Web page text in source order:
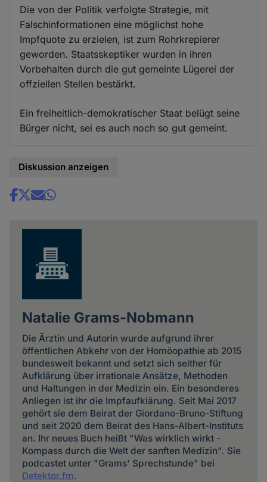
Die von der Politik verfolgte Strategie, mit
Falschinformationen eine möglichst hohe
Impfquote zu erzielen, ist zum Rohrkrepierer
geworden. Staatsskeptiker wurden in ihren
Vorbehalten durch die gut gemeinte Lügerei der
offziellen Stellen bestärkt.
Ein freiheitlich-demokratischer Staat belügt seine
Bürger nicht, sei es auch noch so gut gemeint.
Diskussion anzeigen
Share
Natalie Grams-Nobmann
Die Ärztin und Autorin wurde aufgrund ihrer
öffentlichen Abkehr von der Homöopathie ab 2015
bundesweit bekannt und setzt sich seither für
Aufklärung über irrationale Ansätze, Methoden
und Haltungen in der Medizin ein. Ein besonderes
Anliegen ist ihr die Impfaufklärung. Seit Mai 2017
gehört sie dem Beirat der Giordano-Bruno-Stiftung
und seit 2020 dem Beirat des Hans-Albert-Instituts
an. Ihr neues Buch heißt "Was wirklich wirkt -
Kompass durch die Welt der sanften Medizin". Sie
podcastet unter "Grams' Sprechstunde" bei
Detektor.fm.